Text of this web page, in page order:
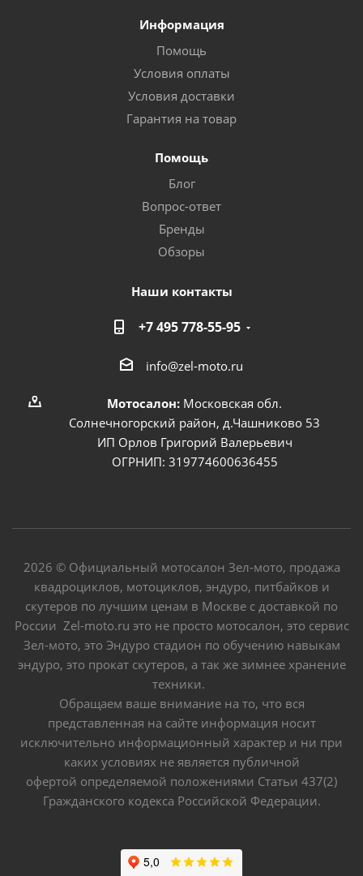
Информация
Помощь
Условия оплаты
Условия доставки
Гарантия на товар
Помощь
Блог
Вопрос-ответ
Бренды
Обзоры
Наши контакты
+7 495 778-55-95
info@zel-moto.ru
Мотосалон: Московская обл.
Солнечногорский район, д.Чашниково 53
ИП Орлов Григорий Валерьевич
ОГРНИП: 319774600636455
2026 © Официальный мотосалон Зел-мото, продажа
квадроциклов, мотоциклов, эндуро, питбайков и
скутеров по лучшим ценам в Москве с доставкой по
России Zel-moto.ru это не просто мотосалон, это сервис
Зел-мото, это Эндуро стадион по обучению навыкам
эндуро, это прокат скутеров, а так же зимнее хранение
техники.
Обращаем ваше внимание на то, что вся
представленная на сайте информация носит
исключительно информационный характер и ни при
каких условиях не является публичной
офертой определяемой положениями Статьи 437(2)
Гражданского кодекса Российской Федерации.